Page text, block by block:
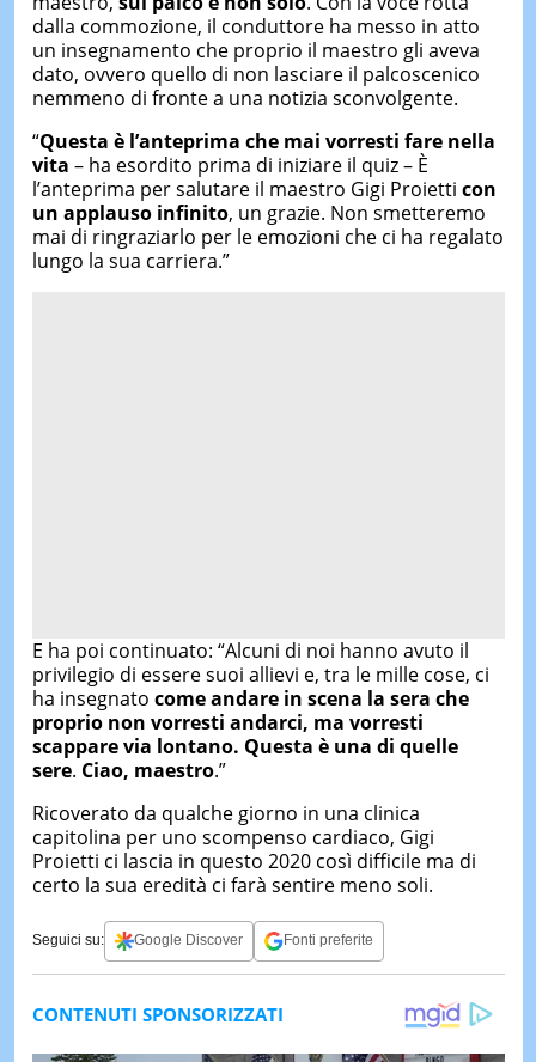
dalla commozione, il conduttore ha messo in atto
un insegnamento che proprio il maestro gli aveva
dato, ovvero quello di non lasciare il palcoscenico
nemmeno di fronte a una notizia sconvolgente.
“Questa è l’anteprima che mai vorresti fare nella
vita – ha esordito prima di iniziare il quiz – È
l’anteprima per salutare il maestro Gigi Proietti con
un applauso infinito, un grazie. Non smetteremo
mai di ringraziarlo per le emozioni che ci ha regalato
lungo la sua carriera.”
E ha poi continuato: “Alcuni di noi hanno avuto il
privilegio di essere suoi allievi e, tra le mille cose, ci
ha insegnato come andare in scena la sera che
proprio non vorresti andarci, ma vorresti
scappare via lontano. Questa è una di quelle
sere. Ciao, maestro.”
Ricoverato da qualche giorno in una clinica
capitolina per uno scompenso cardiaco, Gigi
Proietti ci lascia in questo 2020 così difficile ma di
certo la sua eredità ci farà sentire meno soli.
Seguici su: Google Discover Fonti preferite